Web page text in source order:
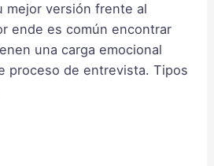
mejor versión frente al
ende es común encontrar
una carga emocional
proceso de entrevista. Tipos